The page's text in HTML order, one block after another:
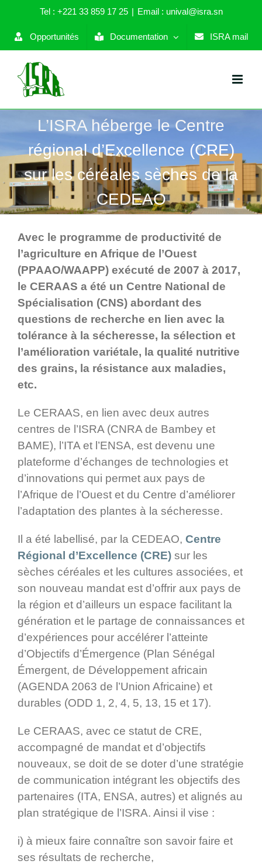
Tel : +221 33 859 17 25 | Email : unival@isra.sn
Opportunités Documentation ISRA mail
L’ISRA héberge le Centre
régional d’Excellence (CRE)
sur les céréales sèches de la
CEDEAO
Avec le programme de productivité de
l’agriculture en Afrique de l’Ouest
(PPAAO/WAAPP) exécuté de 2007 à 2017,
le CERAAS a été un Centre National de
Spécialisation (CNS) abordant des
questions de recherche en lien avec la
tolérance à la sécheresse, la sélection et
l’amélioration variétale, la qualité nutritive
des grains, la résistance aux maladies,
etc.
Le CERAAS, en lien avec deux autres
centres de l’ISRA (CNRA de Bambey et
BAME), l’ITA et l’ENSA, est devenu une
plateforme d’échanges de technologies et
d’innovations qui permet aux pays de
l’Afrique de l’Ouest et du Centre d’améliorer
l’adaptation des plantes à la sécheresse.
Il a été labellisé, par la CEDEAO, Centre
Régional d’Excellence (CRE) sur les
sèches céréales et les cultures associées, et
son nouveau mandat est d’offrir aux pays de
la région et d’ailleurs un espace facilitant la
génération et le partage de connaissances et
d’expériences pour accélérer l’atteinte
d’Objectifs d’Émergence (Plan Sénégal
Émergent, de Développement africain
(AGENDA 2063 de l’Union Africaine) et
durables (ODD 1, 2, 4, 5, 13, 15 et 17).
Le CERAAS, avec ce statut de CRE,
accompagné de mandat et d’objectifs
nouveaux, se doit de se doter d’une stratégie
de communication intégrant les objectifs des
partenaires (ITA, ENSA, autres) et alignés au
plan stratégique de l’ISRA. Ainsi il vise :
i) à mieux faire connaître son savoir faire et
ses résultats de recherche,